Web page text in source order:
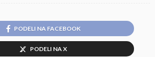
PODELI NA FACEBOOK
PODELI NA X